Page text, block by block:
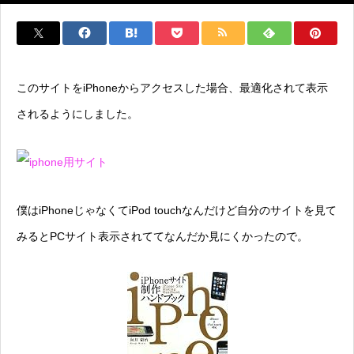
このサイトをiPhoneからアクセスした場合、最適化されて表示
されるようにしました。
僕はiPhoneじゃなくてiPod touchなんだけど自分のサイトを見て
みるとPCサイト表示されててなんだか見にくかったので。